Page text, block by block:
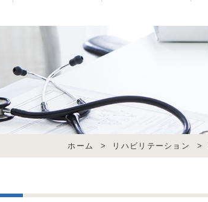
ホーム > リハビリテーション >